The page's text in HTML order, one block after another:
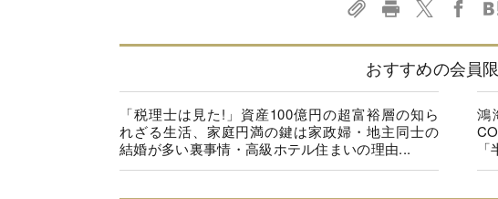
おすすめの会員
「税理士は見た!」資産100億円の超富裕層の知ら
れざる生活、家庭円満の鍵は家政婦・地主同士の
結婚が多い裏事情・高級ホテル住まいの理由...
鴻